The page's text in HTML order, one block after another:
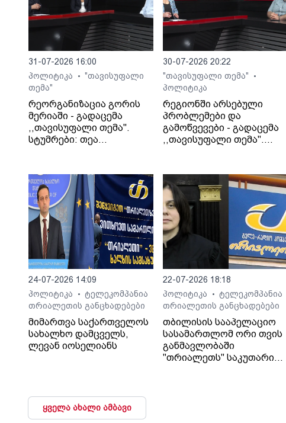
31-07-2026 16:00
პოლიტიკა
• "თავისუფალი
თემა"
რეორგანიზაცია გორის
მერიაში - გადაცემა
,,თავისუფალი თემა".
სტუმრები: თეა
30-07-2026 20:22
"თავისუფალი თემა"
•
პოლიტიკა
რეგიონში არსებული
პრობლემები და
გამოწვევები - გადაცემა
,,თავისუფალი თემა".
24-07-2026 14:09
პოლიტიკა
• ტელეკომპანია
თრიალეთის განცხადებები
მიმართვა საქართველოს
სახალხო დამცველს,
ლევან იოსელიანს
22-07-2026 18:18
პოლიტიკა
• ტელეკომპანია
თრიალეთის განცხადებები
თბილისის სააპელაციო
სასამართლომ ორი თვის
განმავლობაში
"თრიალეთს" საკუთარი
ყველა ახალი ამბავი